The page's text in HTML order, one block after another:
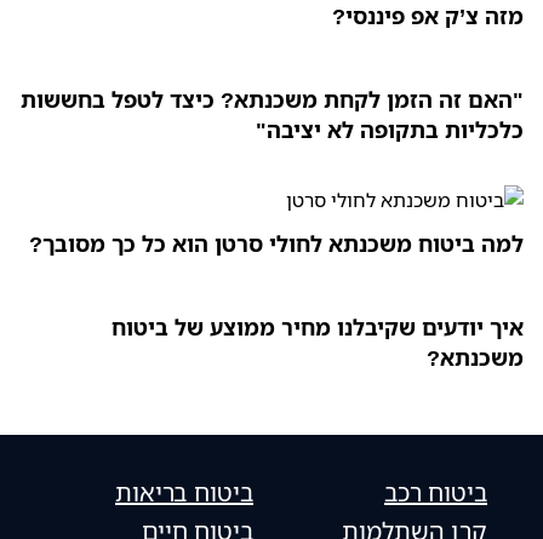
מזה צ’ק אפ פיננסי?
"האם זה הזמן לקחת משכנתא? כיצד לטפל בחששות
כלכליות בתקופה לא יציבה"
למה ביטוח משכנתא לחולי סרטן הוא כל כך מסובך?
איך יודעים שקיבלנו מחיר ממוצע של ביטוח
משכנתא?
ביטוח רכב
קרן השתלמות
ביטוח בריאות
ביטוח חיים